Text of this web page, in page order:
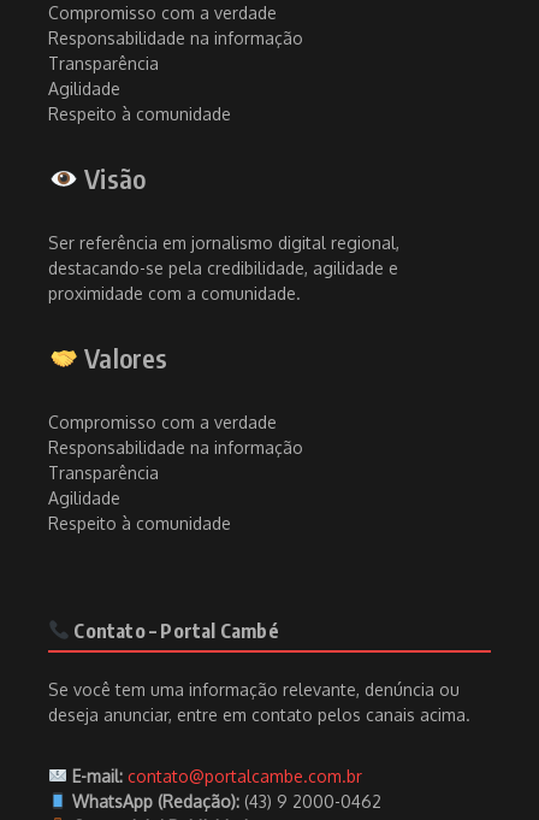
Compromisso com a verdade
Responsabilidade na informação
Transparência
Agilidade
Respeito à comunidade
Visão
Ser referência em jornalismo digital regional,
destacando-se pela credibilidade, agilidade e
proximidade com a comunidade.
Valores
Compromisso com a verdade
Responsabilidade na informação
Transparência
Agilidade
Respeito à comunidade
Contato – Portal Cambé
Se você tem uma informação relevante, denúncia ou
deseja anunciar, entre em contato pelos canais acima.
E-mail: contato@portalcambe.com.br
WhatsApp (Redação):(43) 9 2000-0462